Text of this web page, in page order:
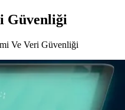
Güvenliği
Ve Veri Güvenliği